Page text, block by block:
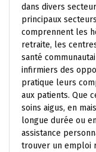
dans divers
principaux
comprennent les
retraite, les
santé
infirmiers des
pratique leurs
aux patients. Que
soins aigus, en
longue durée ou
assistance
trouver un emploi